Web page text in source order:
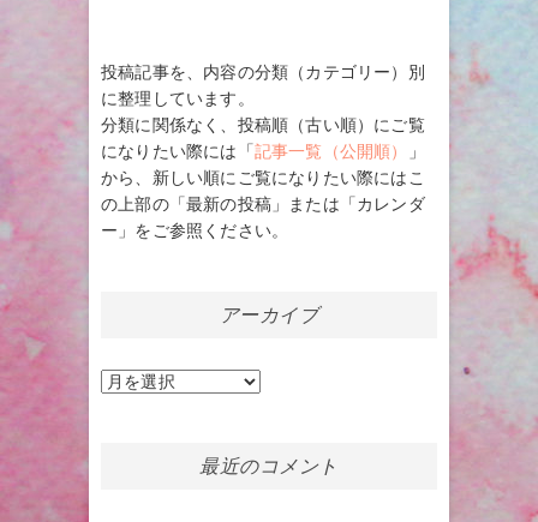
投稿記事を、内容の分類（カテゴリー）別
に整理しています。
分類に関係なく、投稿順（古い順）にご覧
になりたい際には「記事一覧（公開順）
」
から、新しい順にご覧になりたい際にはこ
の上部の「最新の投稿」または「カレンダ
ー」をご参照ください。
アーカイブ
ア
最近のコメント